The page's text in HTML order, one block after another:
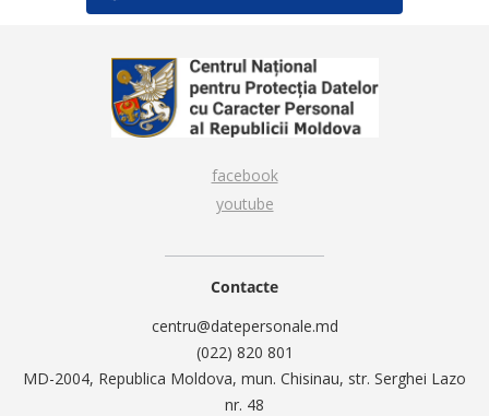
facebook
youtube
Contacte
centru@datepersonale.md
(022) 820 801
MD-2004, Republica Moldova, mun. Chisinau, str. Serghei Lazo
nr. 48